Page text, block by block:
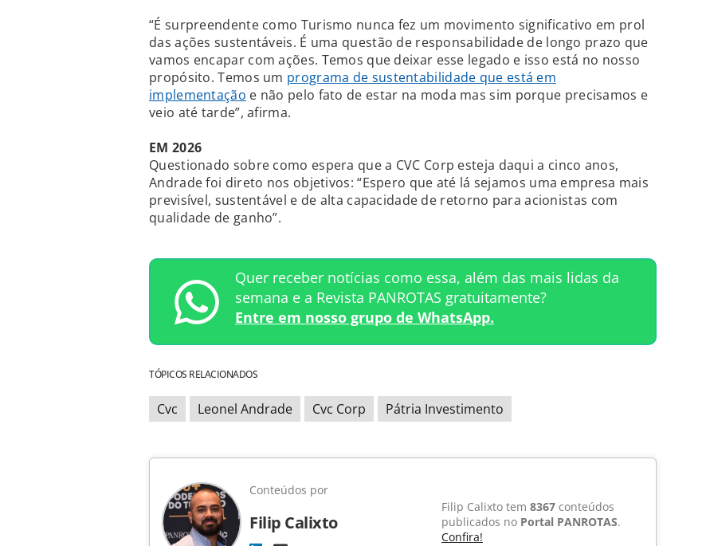
“É surpreendente como Turismo nunca fez um movimento significativo em prol
das ações sustentáveis. É uma questão de responsabilidade de longo prazo que
vamos encapar com ações. Temos que deixar esse legado e isso está no nosso
propósito. Temos um programa de sustentabilidade que está em
implementação e não pelo fato de estar na moda mas sim porque precisamos e
veio até tarde”, afirma.
EM 2026
Questionado sobre como espera que a CVC Corp esteja daqui a cinco anos,
Andrade foi direto nos objetivos: “Espero que até lá sejamos uma empresa mais
previsível, sustentável e de alta capacidade de retorno para acionistas com
qualidade de ganho”.
Quer receber notícias como essa, além das mais lidas da
semana e a Revista PANROTAS gratuitamente?
Entre em nosso grupo de WhatsApp.
TÓPICOS RELACIONADOS
Cvc Leonel Andrade Cvc Corp Pátria Investimento
Conteúdos por
Filip Calixto
Filip Calixto tem 8367 conteúdos
publicados no Portal PANROTAS.
Confira!